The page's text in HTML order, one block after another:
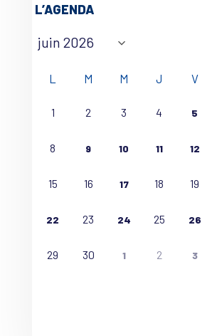
L’AGENDA
L M M J V
1 2 3 4 5
8 9 10 11 12
15 16 17 18 19
22 23 24 25 26
29 30 1 2 3